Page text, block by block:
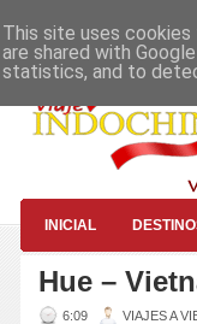
INICIAL
Hue –
6:09 VIAJES A
This site uses
are shared with
statistics, and to